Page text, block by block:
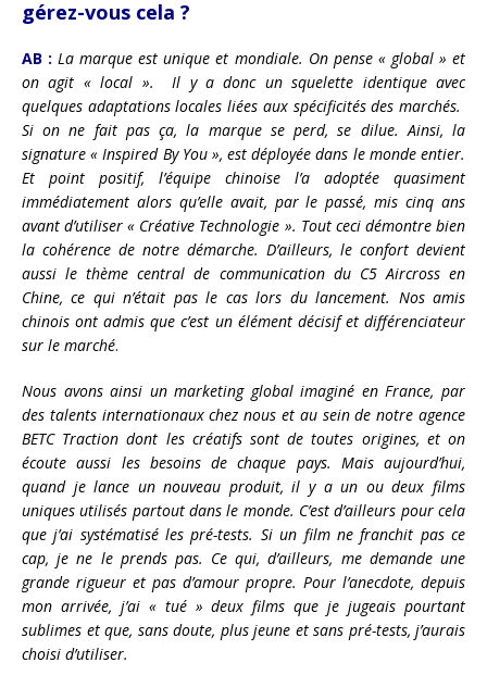
gérez-vous cela ?
AB : La marque est unique et mondiale. On pense « global » et
on agit « local ». Il y a donc un squelette identique avec
quelques adaptations locales liées aux spécificités des marchés.
Si on ne fait pas ça, la marque se perd, se dilue. Ainsi, la
signature « Inspired By You », est déployée dans le monde entier.
Et point positif, l’équipe chinoise l’a adoptée quasiment
immédiatement alors qu’elle avait, par le passé, mis cinq ans
avant d’utiliser « Créative Technologie ». Tout ceci démontre bien
la cohérence de notre démarche. D’ailleurs, le confort devient
aussi le thème central de communication du C5 Aircross en
Chine, ce qui n’était pas le cas lors du lancement. Nos amis
chinois ont admis que c’est un élément décisif et différenciateur
sur le marché.
Nous avons ainsi un marketing global imaginé en France, par
des talents internationaux chez nous et au sein de notre agence
BETC Traction dont les créatifs sont de toutes origines, et on
écoute aussi les besoins de chaque pays. Mais aujourd’hui,
quand je lance un nouveau produit, il y a un ou deux films
uniques utilisés partout dans le monde. C’est d’ailleurs pour cela
que j’ai systématisé les pré-tests. Si un film ne franchit pas ce
cap, je ne le prends pas. Ce qui, d’ailleurs, me demande une
grande rigueur et pas d’amour propre. Pour l’anecdote, depuis
mon arrivée, j’ai « tué » deux films que je jugeais pourtant
sublimes et que, sans doute, plus jeune et sans pré-tests, j’aurais
choisi d’utiliser.